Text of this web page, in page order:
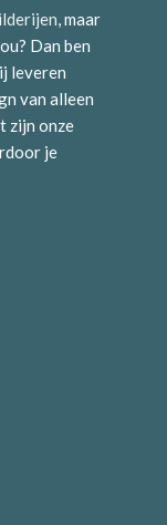
, maar
Dan ben
leveren
van alleen
zijn onze
je